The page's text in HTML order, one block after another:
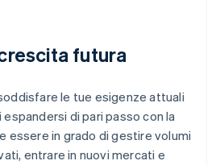
futura
le tue esigenze attuali
di pari passo con la
essere in grado di gestire volumi
entrare in nuovi mercati e